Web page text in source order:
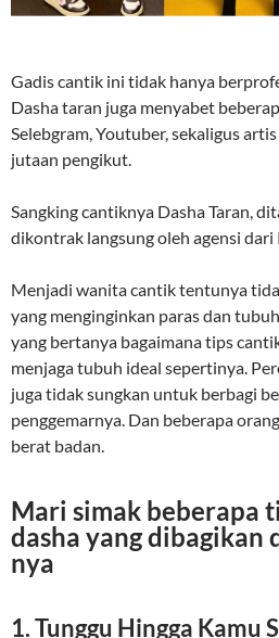
Gadis cantik ini tidak hanya
Dasha taran juga menyabet
Selebgram, Youtuber, sekaligus
jutaan pengikut.
Sangking cantiknya Dasha Taran,
dikontrak langsung oleh agensi dari
Menjadi wanita cantik tentunya
yang menginginkan paras dan
yang bertanya bagaimana tips
menjaga tubuh ideal sepertinya.
juga tidak sungkan untuk berbagi
penggemarnya. Dan beberapa
berat badan.
Mari simak beberapa
dasha yang dibagikan
nya
1. Tunggu Hingga Kamu